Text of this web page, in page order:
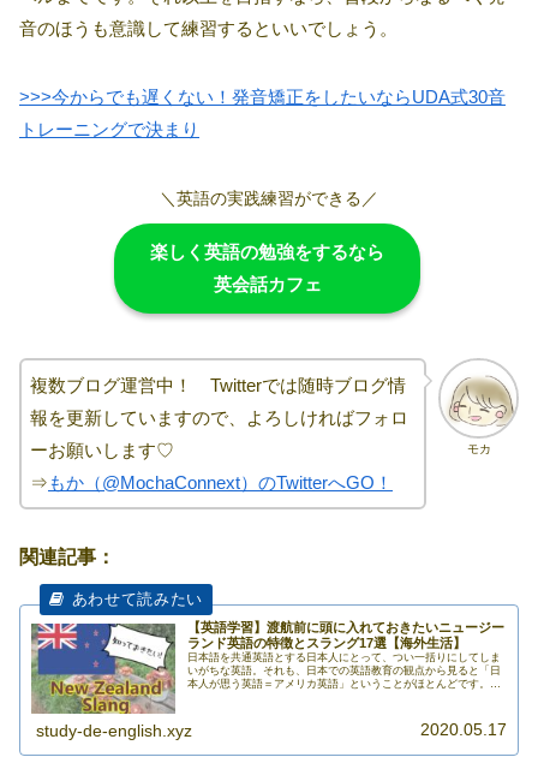
音のほうも意識して練習するといいでしょう。
>>>今からでも遅くない！発音矯正をしたいならUDA式30音
トレーニングで決まり
＼英語の実践練習ができる／
楽しく英語の勉強をするなら
英会話カフェ
モカ
複数ブログ運営中！ Twitterでは随時ブログ情
報を更新していますので、よろしければフォロ
ーお願いします♡
⇒もか（@MochaConnext）のTwitterへGO！
関連記事：
【英語学習】渡航前に頭に入れておきたいニュージー
ランド英語の特徴とスラング17選【海外生活】
日本語を共通英語とする日本人にとって、つい一括りにしてしま
いがちな英語。それも、日本での英語教育の観点から見ると「日
本人が思う英語＝アメリカ英語」ということがほとんどです。で
study-de-english.xyz 2020.05.17